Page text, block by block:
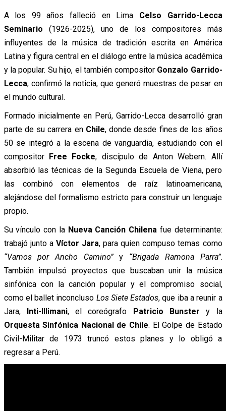
A los 99 años falleció en Lima Celso Garrido-Lecca
Seminario (1926-2025), uno de los compositores más
influyentes de la música de tradición escrita en América
Latina y figura central en el diálogo entre la música académica
y la popular. Su hijo, el también compositor Gonzalo Garrido-
Lecca, confirmó la noticia, que generó muestras de pesar en
el mundo cultural.
Formado inicialmente en Perú, Garrido-Lecca desarrolló gran
parte de su carrera en Chile, donde desde fines de los años
50 se integró a la escena de vanguardia, estudiando con el
compositor Free Focke, discípulo de Anton Webern. Allí
absorbió las técnicas de la Segunda Escuela de Viena, pero
las combinó con elementos de raíz latinoamericana,
alejándose del formalismo estricto para construir un lenguaje
propio.
Su vínculo con la Nueva Canción Chilena fue determinante:
trabajó junto a Víctor Jara, para quien compuso temas como
“Vamos por Ancho Camino”y “Brigada Ramona Parra”.
También impulsó proyectos que buscaban unir la música
sinfónica con la canción popular y el compromiso social,
como el ballet inconcluso Los Siete Estados, que iba a reunir a
Jara, Inti-Illimani, el coreógrafo Patricio Bunster y la
Orquesta Sinfónica Nacional de Chile. El Golpe de Estado
Civil-Militar de 1973 truncó estos planes y lo obligó a
regresar a Perú.